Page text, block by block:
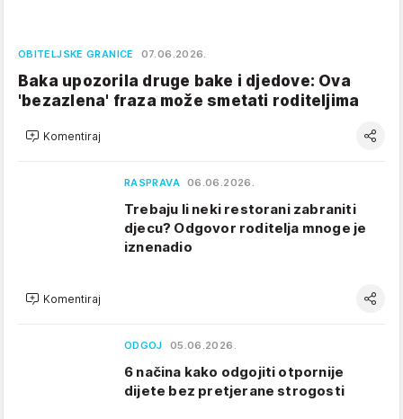
OBITELJSKE GRANICE 07.06.2026.
Baka upozorila druge bake i djedove: Ova
'bezazlena' fraza može smetati roditeljima
Komentiraj
RASPRAVA 06.06.2026.
Trebaju li neki restorani zabraniti
djecu? Odgovor roditelja mnoge je
iznenadio
Komentiraj
ODGOJ 05.06.2026.
6 načina kako odgojiti otpornije
dijete bez pretjerane strogosti